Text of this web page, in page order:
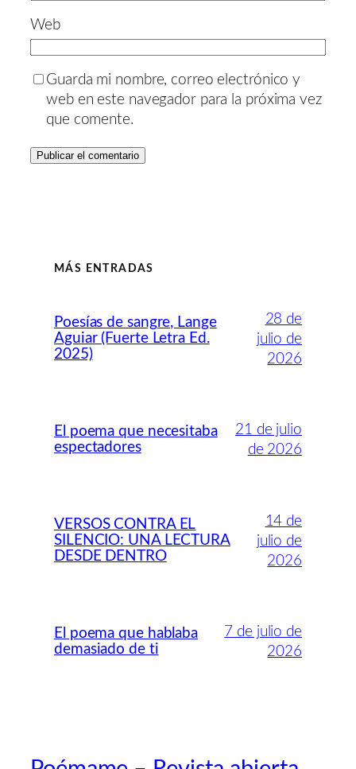
Web
Guarda mi nombre, correo electrónico y
web en este navegador para la próxima vez
que comente.
MÁS ENTRADAS
Poesías de sangre, Lange
Aguiar (Fuerte Letra Ed.
2025)
28 de
julio de
2026
El poema que necesitaba
espectadores
21 de julio
de 2026
VERSOS CONTRA EL
SILENCIO: UNA LECTURA
DESDE DENTRO
14 de
julio de
2026
El poema que hablaba
demasiado de ti
7 de julio de
2026